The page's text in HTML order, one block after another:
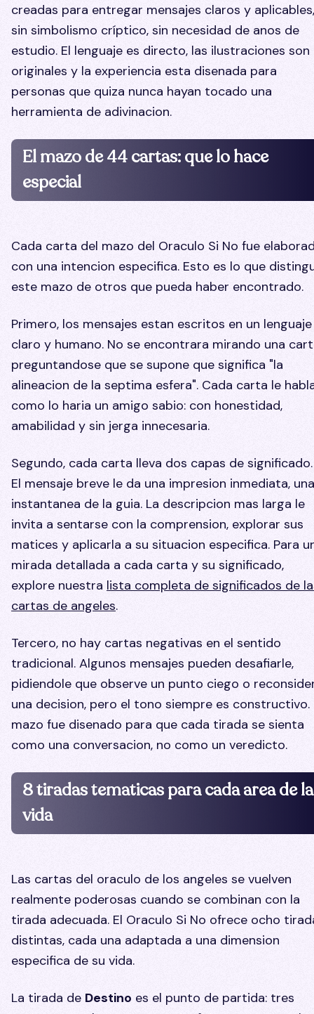
creadas para entregar mensajes claros y aplicables,
sin simbolismo críptico, sin necesidad de anos de
estudio. El lenguaje es directo, las ilustraciones son
originales y la experiencia esta disenada para
personas que quiza nunca hayan tocado una
herramienta de adivinacion.
El mazo de 44 cartas: que lo hace
especial
Cada carta del mazo del Oraculo Si No fue
con una intencion especifica. Esto es lo que
este mazo de otros que pueda haber encontrado.
Primero, los mensajes estan escritos en un lenguaje
claro y humano. No se encontrara mirando una
preguntandose que se supone que significa "la
alineacion de la septima esfera". Cada carta le
como lo haria un amigo sabio: con honestidad,
amabilidad y sin jerga innecesaria.
Segundo, cada carta lleva dos capas de significado.
El mensaje breve le da una impresion inmediata, una
instantanea de la guia. La descripcion mas larga le
invita a sentarse con la comprension, explorar sus
matices y aplicarla a su situacion especifica. Para
mirada detallada a cada carta y su significado,
explore nuestra lista completa de significados de
cartas de angeles.
Tercero, no hay cartas negativas en el sentido
tradicional. Algunos mensajes pueden desafiarle,
pidiendole que observe un punto ciego o
una decision, pero el tono siempre es constructivo.
mazo fue disenado para que cada tirada se sienta
como una conversacion, no como un veredicto.
8 tiradas tematicas para cada area de la
vida
Las cartas del oraculo de los angeles se vuelven
realmente poderosas cuando se combinan con la
tirada adecuada. El Oraculo Si No ofrece ocho
distintas, cada una adaptada a una dimension
especifica de su vida.
La tirada de Destino es el punto de partida: tres